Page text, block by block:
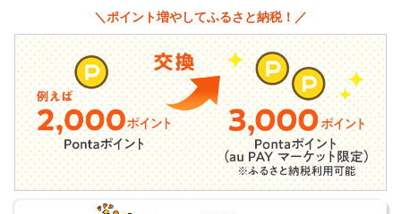
＼ポイント増やしてふるさと納税！／